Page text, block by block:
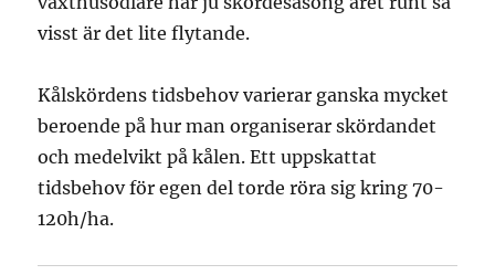
visst är det lite flytande.
Kålskördens tidsbehov varierar ganska mycket
beroende på hur man organiserar skördandet
och medelvikt på kålen. Ett uppskattat
tidsbehov för egen del torde röra sig kring 70-
120h/ha.